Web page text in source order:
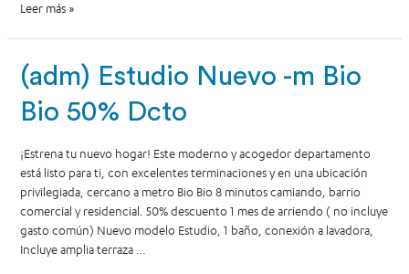
Leer más »
(adm) Estudio Nuevo -m Bio
Bio 50% Dcto
¡Estrena tu nuevo hogar! Este moderno y acogedor departamento
está listo para ti, con excelentes terminaciones y en una ubicación
privilegiada, cercano a metro Bio Bio 8 minutos camiando, barrio
comercial y residencial. 50% descuento 1 mes de arriendo ( no incluye
gasto común) Nuevo modelo Estudio, 1 baño, conexión a lavadora,
Incluye amplia terraza …